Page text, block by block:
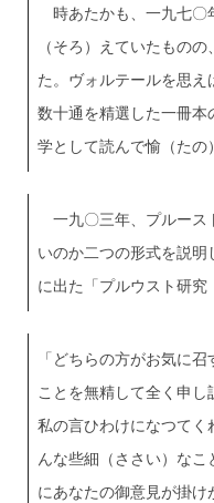
時あたかも、一九七
（そろ）えていたもの
た。ヴォルテールを思
数十通を精選した一冊
学として読んで愉（たの
一九〇三年、プルー
いのか二つの形式を説
に出た「プルウスト研
「どちらの方がお気に
ことを無精して全く申
私の言ひわけになつて
んな些細（ささい）な
にあなたの御意見が掛け